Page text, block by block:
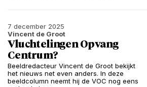
7 december 2025
Vincent de Groot
Vluchtelingen Opvang
Centrum?
Beeldredacteur Vincent de Groot bekijkt
het nieuws net even anders. In deze
beeldcolumn neemt hij de VOC nog eens